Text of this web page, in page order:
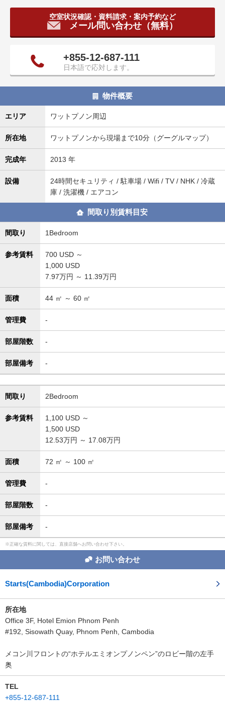
ま
。
空室状況確認・資料請求・案内予約など
メール問い合わせ（無料）
+855-12-687-111
日本語で応対します。
物件概要
エリア ワットプノン周辺
所在地 ワットプノンから現場まで10分（グーグルマップ）
完成年 2013 年
設備
24時間セキュリティ / 駐車場 / Wifi / TV / NHK / 冷蔵
庫 / 洗濯機 / エアコン
間取り別賃料目安
間取り 1Bedroom
参考賃料 700 USD ～
1,000 USD
7.97万円 ～ 11.39万円
面積 44 ㎡ ～ 60 ㎡
管理費 -
部屋階数 -
部屋備考 -
間取り 2Bedroom
参考賃料 1,100 USD ～
1,500 USD
12.53万円 ～ 17.08万円
面積 72 ㎡ ～ 100 ㎡
管理費 -
部屋階数 -
部屋備考 -
正確な賃料に関しては、直接店舗へお問い合わせ下さい。
お問い合わせ
Starts(Cambodia)Corporation
所在地
Office 3F, Hotel Emion Phnom Penh
#192, Sisowath Quay, Phnom Penh, Cambodia
メコン川フロントの“ホテルエミオンプノンペン”のロビー階の左手
奥
TEL
+855-12-687-111